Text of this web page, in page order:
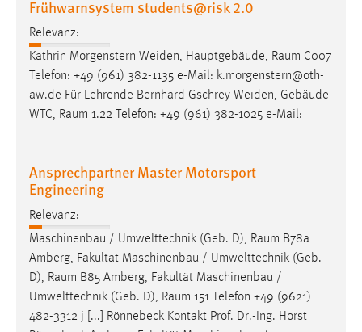
Frühwarnsystem students@risk 2.0
Relevanz:
Kathrin Morgenstern Weiden, Hauptgebäude, Raum C007
Telefon: +49 (961) 382-1135 e-Mail: k.morgenstern@oth-
aw.de Für Lehrende Bernhard Gschrey Weiden, Gebäude
WTC, Raum 1.22 Telefon: +49 (961) 382-1025 e-Mail:
Ansprechpartner Master Motorsport
Engineering
Relevanz:
Maschinenbau / Umwelttechnik (Geb. D), Raum B78a
Amberg, Fakultät Maschinenbau / Umwelttechnik (Geb.
D), Raum B85 Amberg, Fakultät Maschinenbau /
Umwelttechnik (Geb. D), Raum 151 Telefon +49 (9621)
482-3312 j [...] Rönnebeck Kontakt Prof. Dr.-Ing. Horst
Cookie Laufzeit:
3 Monate
Facebook Pixel
Name:
Facebook
Zweck:
Conversion-Tracking
Cookie Laufzeit:
3 Monate